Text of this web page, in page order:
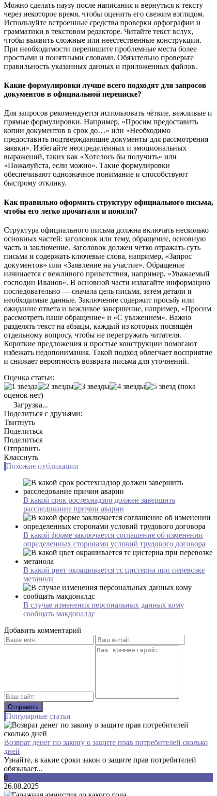
Можно сделать паузу после написания и вернуться к тексту
через некоторое время, чтобы оценить его свежим взглядом.
Используйте встроенные средства проверки орфографии и
грамматики в текстовом редакторе. Читайте текст вслух,
чтобы выявить сложные или неестественные конструкции.
При необходимости перепишите проблемные места более
простыми и понятными словами. Обязательно проверьте
правильность указанных данных и приложенных файлов.
Какие формулировки лучше всего подходят для запросов
документов в официальной переписке?
Для запросов рекомендуется использовать чёткие, вежливые и
прямые формулировки. Например, «Просим предоставить
копии документов в срок до…» или «Необходимо
предоставить подтверждающие документы для рассмотрения
заявки». Избегайте неопределённых и эмоциональных
выражений, таких как «Хотелось бы получить» или
«Пожалуйста, если можно». Такие формулировки
обеспечивают однозначное понимание и способствуют
быстрому отклику.
Как правильно оформить структуру официального письма,
чтобы его легко прочитали и поняли?
Структура официального письма должна включать несколько
основных частей: заголовок или тему, обращение, основную
часть и заключение. Заголовок должен четко отражать суть
письма и содержать ключевые слова, например, «Запрос
документов» или «Заявление на участие». Обращение
начинается с вежливого приветствия, например, «Уважаемый
господин Иванов». В основной части излагайте информацию
последовательно — сначала цель письма, затем детали и
необходимые данные. Заключение содержит просьбу или
ожидание ответа и вежливое завершение, например, «Просим
рассмотреть наше обращение» и «С уважением». Важно
разделять текст на абзацы, каждый из которых посвящён
отдельному вопросу, чтобы не перегружать читателя.
Короткие предложения и простые конструкции помогают
избежать недопонимания. Такой подход облегчает восприятие
и снижает вероятность возврата письма для уточнений.
Оценка статьи:
(пока
оценок нет)
Загрузка...
Поделиться с друзьями:
Твитнуть
Поделиться
Поделиться
Отправить
Класснуть
Похожие публикации
В какой срок ростехнадзор должен завершить
расследование причин аварии
В какой форме заключается соглашение об изменении
определенных сторонами условий трудового договора
В какой цвет окрашивается тс цистерна при перевозке
метанола
В случае изменения персональных данных кому
сообщать макдоналдс
Добавить комментарий
Популярные статьи
Возврат денег по закону о защите прав потребителей сколько
дней
Узнайте, в какие сроки закон о защите прав потребителей
обязывает...
0
26.08.2025